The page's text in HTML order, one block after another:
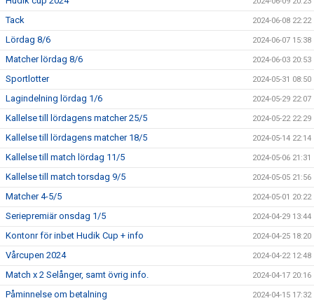
Tack 2024-06-08 22:22
Lördag 8/6 2024-06-07 15:38
Matcher lördag 8/6 2024-06-03 20:53
Sportlotter 2024-05-31 08:50
Lagindelning lördag 1/6 2024-05-29 22:07
Kallelse till lördagens matcher 25/5 2024-05-22 22:29
Kallelse till lördagens matcher 18/5 2024-05-14 22:14
Kallelse till match lördag 11/5 2024-05-06 21:31
Kallelse till match torsdag 9/5 2024-05-05 21:56
Matcher 4-5/5 2024-05-01 20:22
Seriepremiär onsdag 1/5 2024-04-29 13:44
Kontonr för inbet Hudik Cup + info 2024-04-25 18:20
Vårcupen 2024 2024-04-22 12:48
Match x 2 Selånger, samt övrig info. 2024-04-17 20:16
Påminnelse om betalning 2024-04-15 17:32